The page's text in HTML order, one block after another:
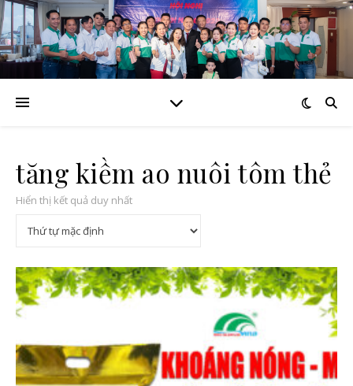
tăng kiềm ao nuôi tôm thẻ
Hiển thị kết quả duy nhất